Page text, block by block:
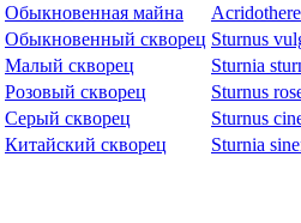
Обыкновенная майна
Обыкновенный скворец Sturnus
Малый скворец
Sturnia
Розовый скворец
Sturnus
Серый скворец
Sturnus
Китайский скворец
Sturnia